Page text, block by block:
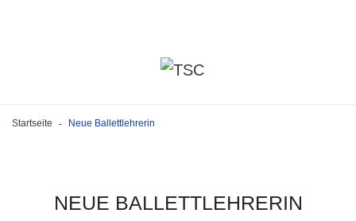
Startseite - Neue Ballettlehrerin
NEUE BALLETTLEHRERIN